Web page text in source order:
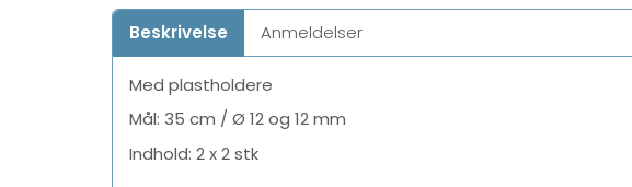
Beskrivelse Anmeldelser
Med plastholdere
Mål: 35 cm / Ø 12 og 12 mm
Indhold: 2 x 2 stk